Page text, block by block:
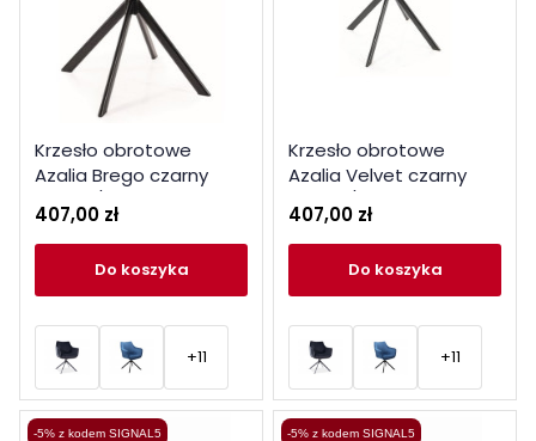
Krzesło obrotowe
Azalia Brego czarny
407,00 zł
do koszyka
+11
Krzesło obrotowe
Azalia Velvet czarny
bluvel 03
407,00 zł
do koszyka
+11
-5% z kodem SIGNAL5 -5% z kodem SIGNAL5